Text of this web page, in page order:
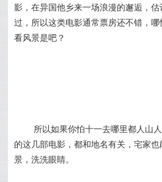
影，在异国他乡来一场浪漫的邂逅，
过，所以这类电影通常票房还不错，
看风景是吧？
所以如果你怕十一去哪里都人山
的这几部电影，都和地名有关，宅家
景，洗洗眼睛。